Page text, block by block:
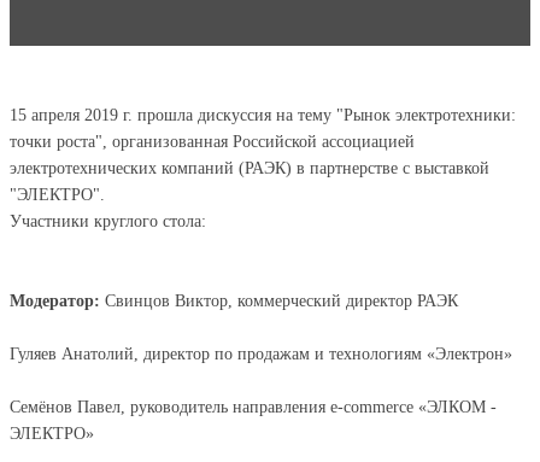
15 апреля 2019 г. прошла дискуссия на тему "Рынок электротехники:
точки роста", организованная Российской ассоциацией
электротехнических компаний (РАЭК) в партнерстве с выставкой
"ЭЛЕКТРО".
Участники круглого стола:
Модератор: Свинцов Виктор, коммерческий директор РАЭК
Гуляев Анатолий, директор по продажам и технологиям «Электрон»
Семёнов Павел, руководитель направления e-commerce «ЭЛКОМ -
ЭЛЕКТРО»